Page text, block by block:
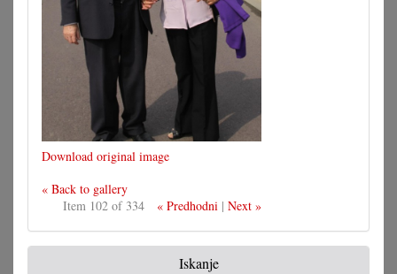
Download original image
« Back to gallery
Item 102 of 334
« Predhodni | Next »
Iskanje